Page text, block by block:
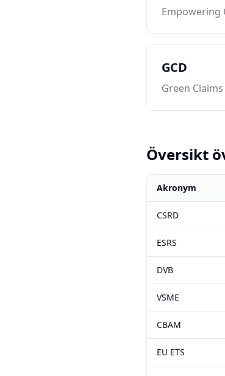
Empowering
GCD
Green
Översikt
Akronym
CSRD
ESRS
DVB
VSME
CBAM
EU ETS